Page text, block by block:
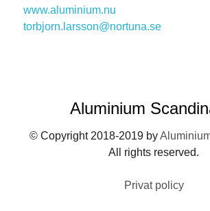
www.aluminium.nu
torbjorn.larsson@nortuna.se
Aluminium
© Copyright 2018-2019 by
All rights reserved.
Privat policy